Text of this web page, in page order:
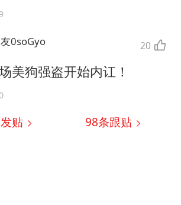
0soGyo 20
美狗强盗开始内讧！
贴 98条跟贴